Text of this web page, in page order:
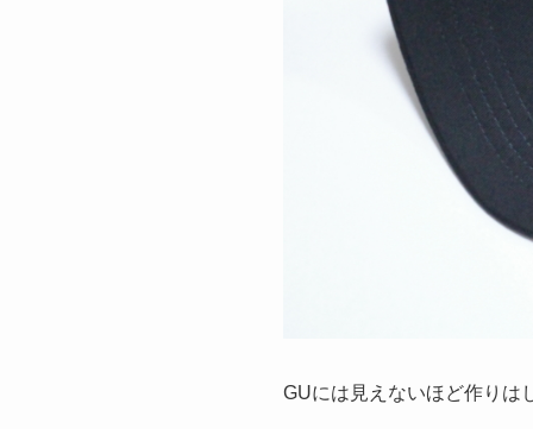
GUには見えないほど作りは